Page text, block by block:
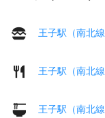
王子駅（南北
王子駅（南北
王子駅（南北